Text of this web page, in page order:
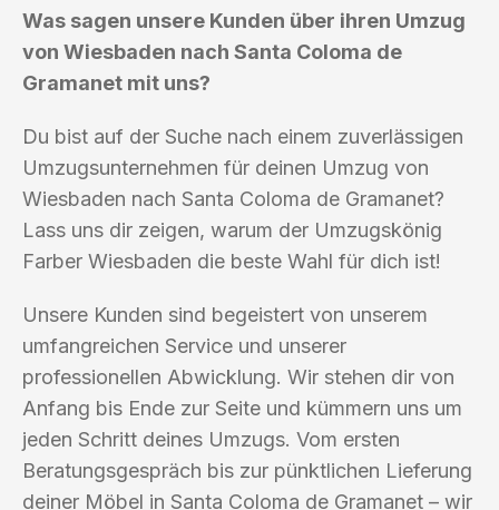
Was sagen unsere Kunden über ihren Umzug
von Wiesbaden nach Santa Coloma de
Gramanet mit uns?
Du bist auf der Suche nach einem zuverlässigen
Umzugsunternehmen für deinen Umzug von
Wiesbaden nach Santa Coloma de Gramanet?
Lass uns dir zeigen, warum der Umzugskönig
Farber Wiesbaden die beste Wahl für dich ist!
Unsere Kunden sind begeistert von unserem
umfangreichen Service und unserer
professionellen Abwicklung. Wir stehen dir von
Anfang bis Ende zur Seite und kümmern uns um
jeden Schritt deines Umzugs. Vom ersten
Beratungsgespräch bis zur pünktlichen Lieferung
deiner Möbel in Santa Coloma de Gramanet – wir